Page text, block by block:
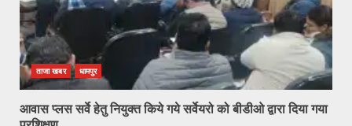
ताजा खबर धामपुर
आवास प्लस सर्वे हेतु नियुक्त किये गये सर्वेयरो को बीडीओ द्वारा दिया गया